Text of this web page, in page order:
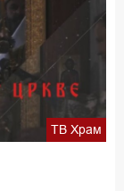
ТВ Храм